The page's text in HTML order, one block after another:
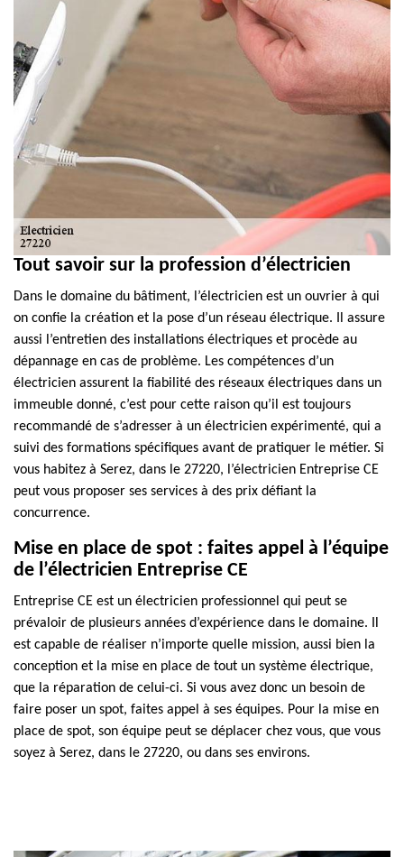
Tout savoir sur la profession d’électricien
Dans le domaine du bâtiment, l’électricien est un ouvrier à qui
on confie la création et la pose d’un réseau électrique. Il assure
aussi l’entretien des installations électriques et procède au
dépannage en cas de problème. Les compétences d’un
électricien assurent la fiabilité des réseaux électriques dans un
immeuble donné, c’est pour cette raison qu’il est toujours
recommandé de s’adresser à un électricien expérimenté, qui a
suivi des formations spécifiques avant de pratiquer le métier. Si
vous habitez à Serez, dans le 27220, l’électricien Entreprise CE
peut vous proposer ses services à des prix défiant la
concurrence.
Mise en place de spot : faites appel à l’équipe
de l’électricien Entreprise CE
Entreprise CE est un électricien professionnel qui peut se
prévaloir de plusieurs années d’expérience dans le domaine. Il
est capable de réaliser n’importe quelle mission, aussi bien la
conception et la mise en place de tout un système électrique,
que la réparation de celui-ci. Si vous avez donc un besoin de
faire poser un spot, faites appel à ses équipes. Pour la mise en
place de spot, son équipe peut se déplacer chez vous, que vous
soyez à Serez, dans le 27220, ou dans ses environs.